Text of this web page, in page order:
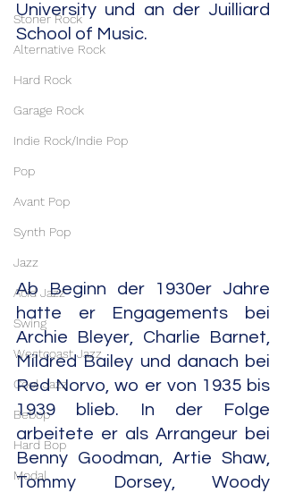
Stoner Rock
Alternative Rock
Hard Rock
Garage Rock
Indie Rock/Indie Pop
Pop
Avant Pop
Synth Pop
Jazz
Acid Jazz
Swing
Westcoast Jazz
Cool Jazz
Bebop
Hard Bop
Modal
University und an der Juilliard
School of Music.
Ab Beginn der 1930er Jahre
hatte er Engagements bei
Archie Bleyer, Charlie Barnet,
Mildred Bailey und danach bei
Red Norvo, wo er von 1935 bis
1939 blieb. In der Folge
arbeitete er als Arrangeur bei
Benny Goodman, Artie Shaw,
Tommy Dorsey, Woody